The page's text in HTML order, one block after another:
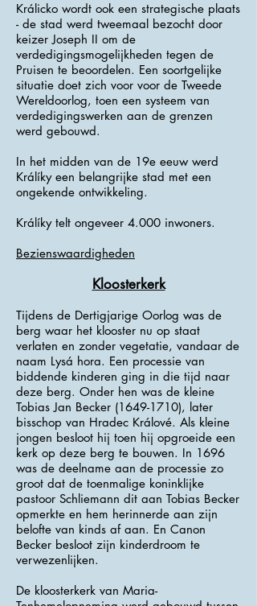
Králicko wordt ook een strategische plaats
- de stad werd tweemaal bezocht door
keizer Joseph II om de
verdedigingsmogelijkheden tegen de
Pruisen te beoordelen. Een soortgelijke
situatie doet zich voor voor de Tweede
Wereldoorlog, toen een systeem van
verdedigingswerken aan de grenzen
werd gebouwd.
In het midden van de 19e eeuw werd
Králíky een belangrijke stad met een
ongekende ontwikkeling.
Králíky telt ongeveer 4.000 inwoners.
Bezienswaardigheden
Kloosterkerk
Tijdens de Dertigjarige Oorlog was de
berg waar het klooster nu op staat
verlaten en zonder vegetatie, vandaar de
naam Lysá hora. Een processie van
biddende kinderen ging in die tijd naar
deze berg. Onder hen was de kleine
Tobias Jan Becker (1649-1710), later
bisschop van Hradec Králové. Als kleine
jongen besloot hij toen hij opgroeide een
kerk op deze berg te bouwen. In 1696
was de deelname aan de processie zo
groot dat de toenmalige koninklijke
pastoor Schliemann dit aan Tobias Becker
opmerkte en hem herinnerde aan zijn
belofte van kinds af aan. En Canon
Becker besloot zijn kinderdroom te
verwezenlijken.
De kloosterkerk van Maria-